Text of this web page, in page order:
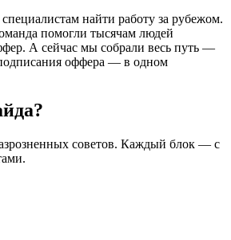
найти работу за рубежом.
помогли тысячам людей
А сейчас мы собрали весь путь —
оффера — в одном
советов. Каждый блок — с